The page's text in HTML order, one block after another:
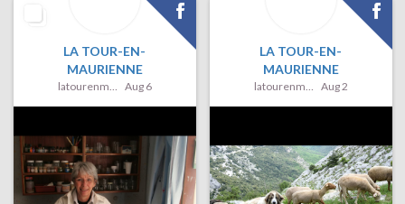
LA TOUR-EN-
MAURIENNE
Aug 6
LA TOUR-EN-
MAURIENNE
Aug 2